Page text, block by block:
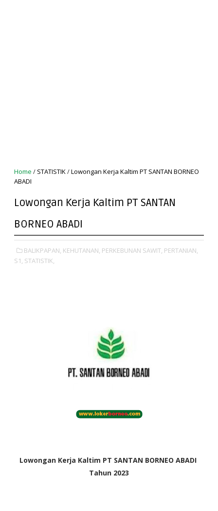
Home / STATISTIK/Lowongan Kerja Kaltim PT SANTAN BORNEO
ABADI
Lowongan Kerja Kaltim PT SANTAN
BORNEO ABADI
BALIKPAPAN, KEHUTANAN, PERKEBUNAN SAWIT, PERTANIAN,
S1, STATISTIK,
Lowongan Kerja Kaltim PT SANTAN BORNEO ABADI
Tahun 2023